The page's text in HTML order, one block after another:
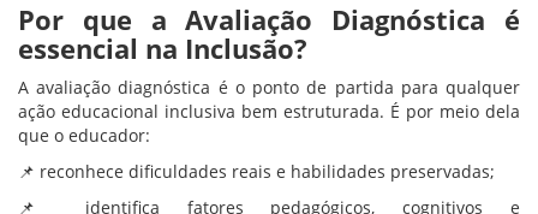
Por que a Avaliação Diagnóstica é
essencial na Inclusão?
A avaliação diagnóstica é o ponto de partida para qualquer
ação educacional inclusiva bem estruturada. É por meio dela
que o educador:
📌 reconhece dificuldades reais e habilidades preservadas;
📌 identifica fatores pedagógicos, cognitivos e